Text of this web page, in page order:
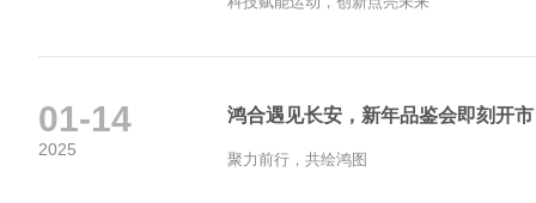
01-14
2025
鸿合遇见长安，新年品鉴会即刻开
聚力前行，共绘鸿图